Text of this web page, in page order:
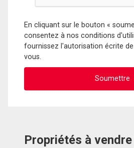
En cliquant sur le bouton «
consentez à nos conditions
fournissez l'autorisation écrite
vous.
Propriétés à